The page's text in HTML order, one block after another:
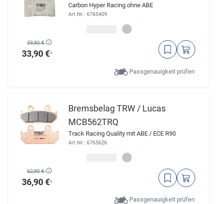
Carbon Hyper Racing ohne ABE
Art.Nr.: 6765409
59,90 €
33,90 €¹
Passgenauigkeit prüfen
Bremsbelag TRW / Lucas
MCB562TRQ
Track Racing Quality mit ABE / ECE R90
Art.Nr.: 6765626
62,90 €
36,90 €¹
Passgenauigkeit prüfen